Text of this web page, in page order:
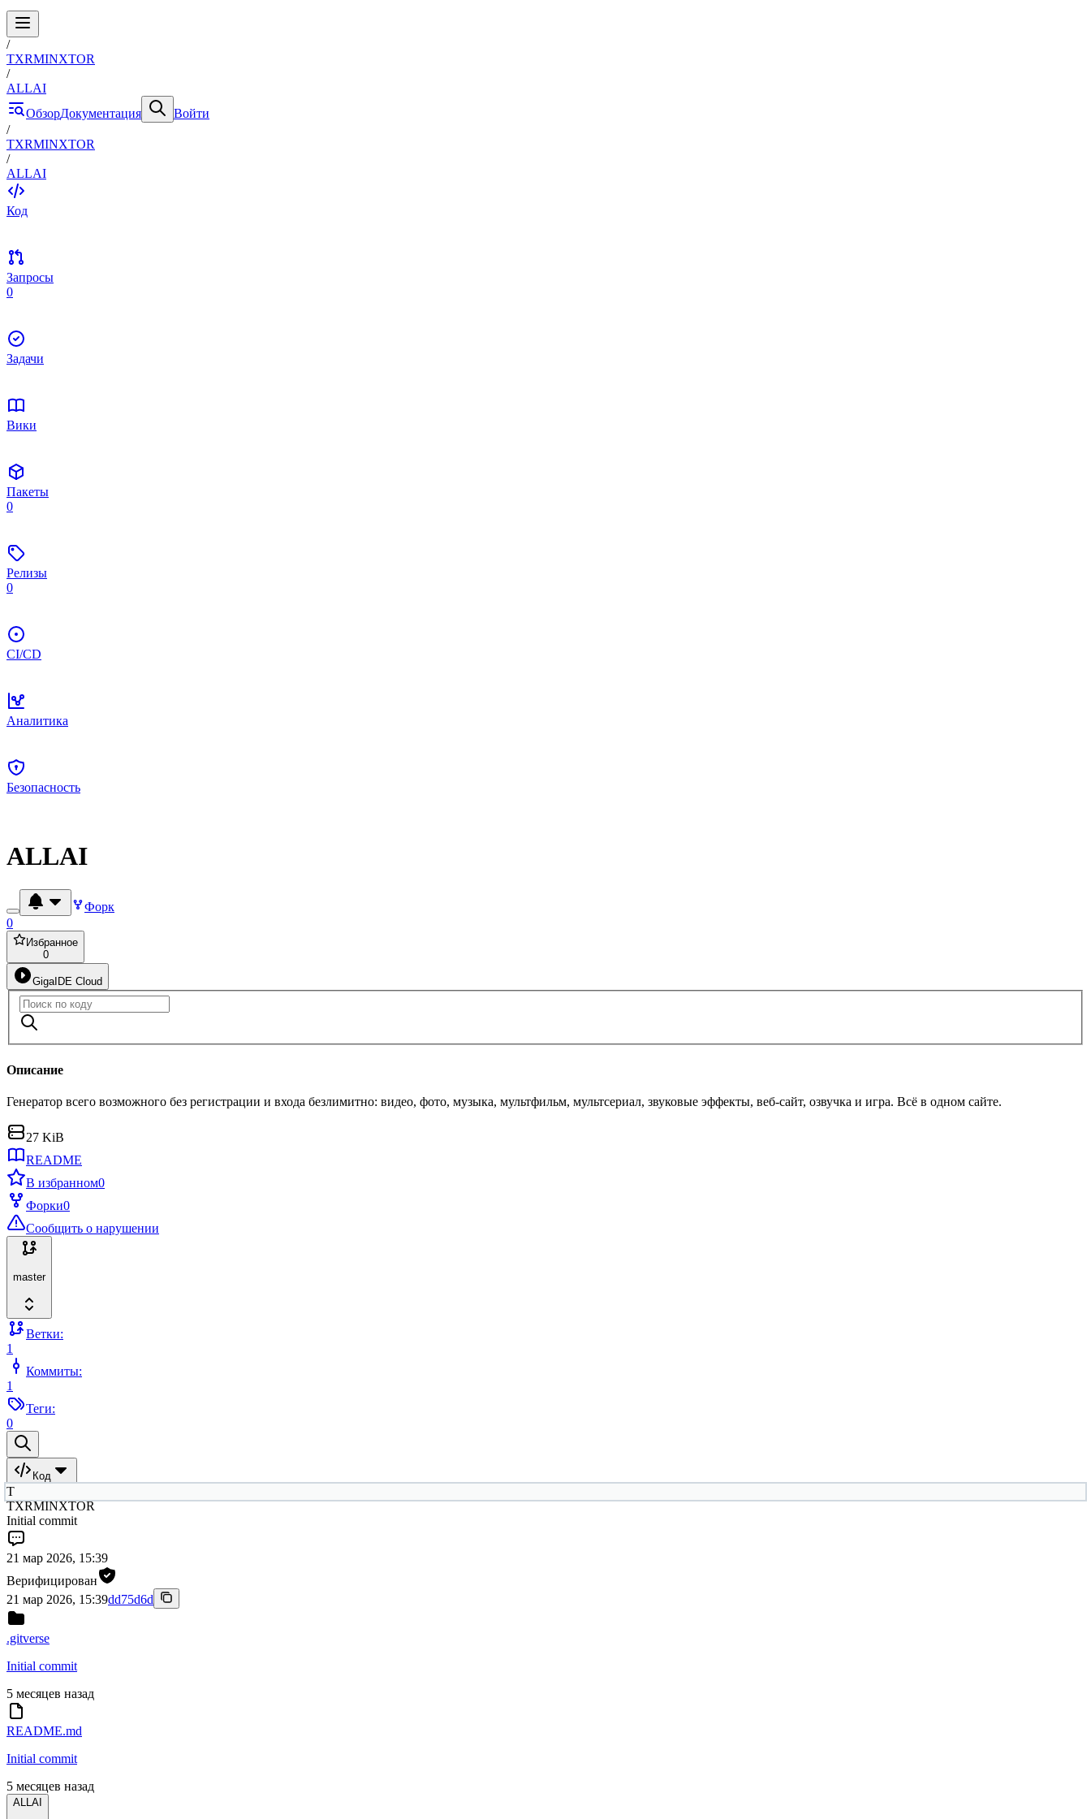
/
TXRMINXTOR
/
ALLAI
ОбзорДокументация
Войти
/
TXRMINXTOR
/
ALLAI
Код
Запросы
0
Задачи
Вики
Пакеты
0
Релизы
0
CI/CD
Аналитика
Безопасность
ALLAI
Форк
0
Избранное
0
GigaIDE Cloud
Описание
Генератор всего возможного без регистрации и входа безлимитно: видео, фото, музыка, мультфильм, мультсериал, звуковые эффекты, веб-сайт, озвучка и игра. Всё в одном сайте.
27 KiB
README
В избранном0
Форки0
Сообщить о нарушении
master
Ветки:
1
Коммиты:
1
Теги:
0
Код
T
TXRMINXTOR
Initial commit
21 мар 2026, 15:39
Верифицирован
21 мар 2026, 15:39dd75d6d
.gitverse
Initial commit
5 месяцев назад
README.md
Initial commit
5 месяцев назад
ALLAI